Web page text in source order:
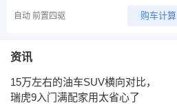
自动 前置四驱 购车计算
资讯
15万左右的油车SUV横向对比，
瑞虎9入门满配家用太省心了